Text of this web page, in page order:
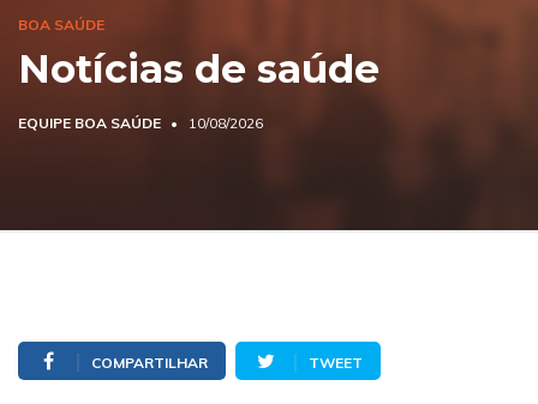
BOA SAÚDE
Notícias de saúde
EQUIPE BOA SAÚDE 10/08/2026
COMPARTILHAR TWEET